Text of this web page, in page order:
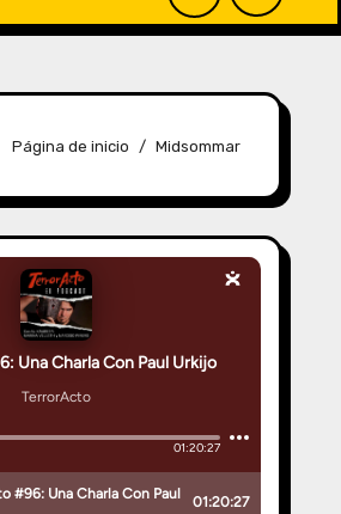
Página de inicio Midsommar